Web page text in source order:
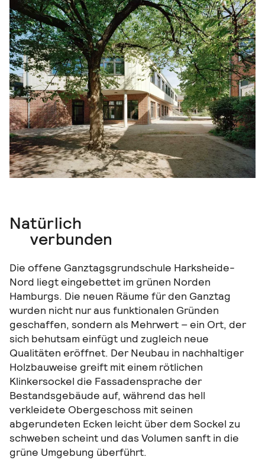
Natürlich
verbunden
Die offene Ganztagsgrundschule Harksheide-
Nord liegt eingebettet im grünen Norden
Hamburgs. Die neuen Räume für den Ganztag
wurden nicht nur aus funktionalen Gründen
geschaffen, sondern als Mehrwert – ein Ort, der
sich behutsam einfügt und zugleich neue
Qualitäten eröffnet. Der Neubau in nachhaltiger
Holzbauweise greift mit einem rötlichen
Klinkersockel die Fassadensprache der
Bestandsgebäude auf, während das hell
verkleidete Obergeschoss mit seinen
abgerundeten Ecken leicht über dem Sockel zu
schweben scheint und das Volumen sanft in die
grüne Umgebung überführt.